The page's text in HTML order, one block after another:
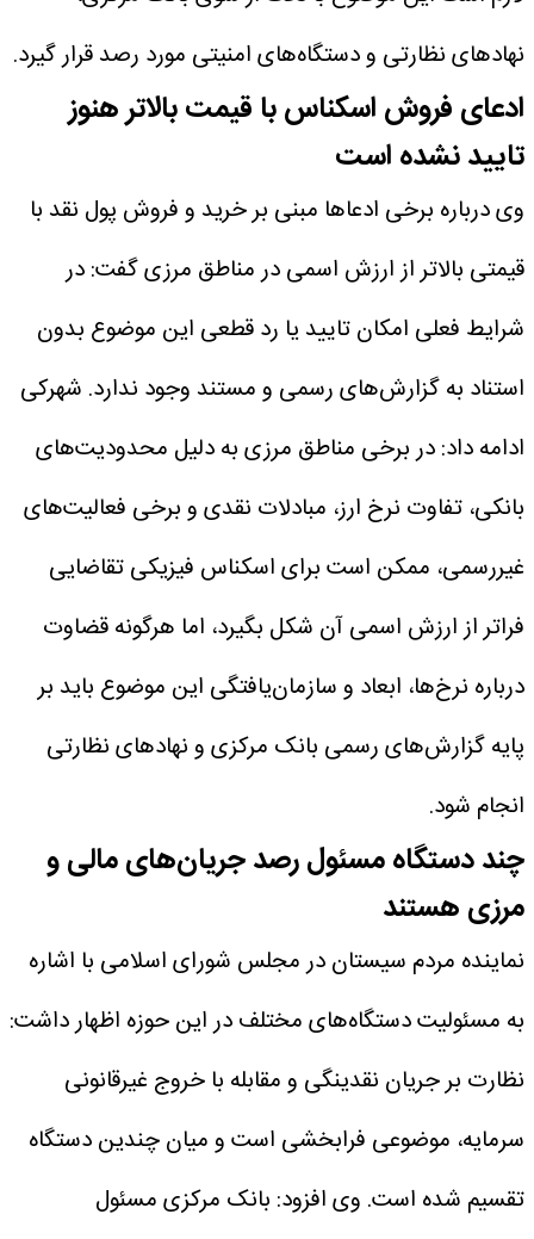
نهادهای نظارتی و دستگاه‌های امنیتی مورد رصد قرار گیرد.
ادعای فروش اسکناس با قیمت بالاتر هنوز
تایید نشده است
وی درباره برخی ادعاها مبنی بر خرید و فروش پول نقد با
قیمتی بالاتر از ارزش اسمی در مناطق مرزی گفت: در
شرایط فعلی امکان تایید یا رد قطعی این موضوع بدون
استناد به گزارش‌های رسمی و مستند وجود ندارد. شهرکی
ادامه داد: در برخی مناطق مرزی به دلیل محدودیت‌های
بانکی، تفاوت نرخ ارز، مبادلات نقدی و برخی فعالیت‌های
غیررسمی، ممکن است برای اسکناس فیزیکی تقاضایی
فراتر از ارزش اسمی آن شکل بگیرد، اما هرگونه قضاوت
درباره نرخ‌ها، ابعاد و سازمان‌یافتگی این موضوع باید بر
پایه گزارش‌های رسمی بانک مرکزی و نهادهای نظارتی
انجام شود.
چند دستگاه مسئول رصد جریان‌های مالی و
مرزی هستند
نماینده مردم سیستان در مجلس شورای اسلامی با اشاره
به مسئولیت دستگاه‌های مختلف در این حوزه اظهار داشت:
نظارت بر جریان نقدینگی و مقابله با خروج غیرقانونی
سرمایه، موضوعی فرابخشی است و میان چندین دستگاه
تقسیم شده است. وی افزود: بانک مرکزی مسئول